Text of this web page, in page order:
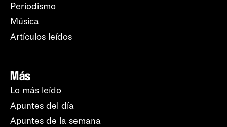
Periodismo
Música
Artículos leídos
Más
Lo más leído
Apuntes del día
Apuntes de la semana